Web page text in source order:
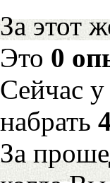
За этот
Это 0
Сейчас
набрать
За